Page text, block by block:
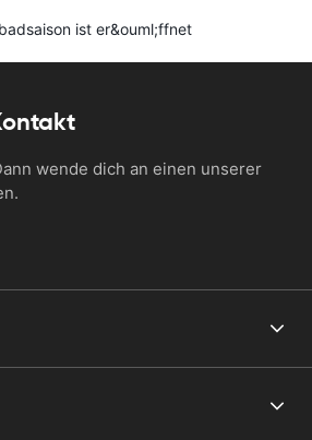
ist er&ouml;ffnet
wende dich an einen unserer